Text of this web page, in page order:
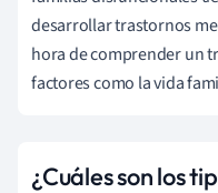
desarrollar trastornos
hora de comprender un
factores como la vida
¿Cuáles son los